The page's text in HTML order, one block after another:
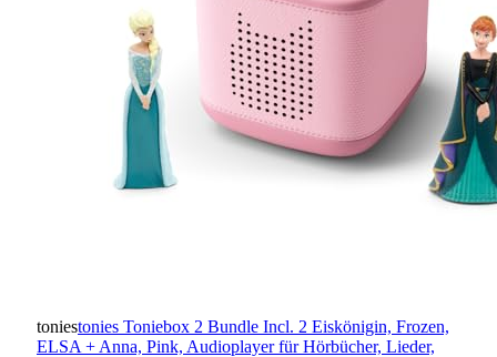
toniestonies Toniebox 2 Bundle Incl. 2 Eiskönigin, Frozen,
ELSA + Anna, Pink, Audioplayer für Hörbücher, Lieder,